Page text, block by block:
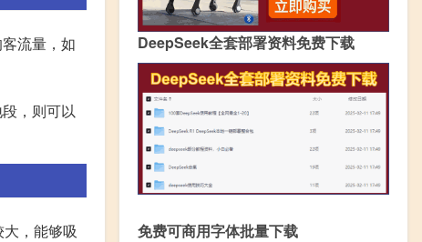
流量，如
，则可以
，能够吸
DeepSeek全套部署资料免费下载
免费可商用字体批量下载